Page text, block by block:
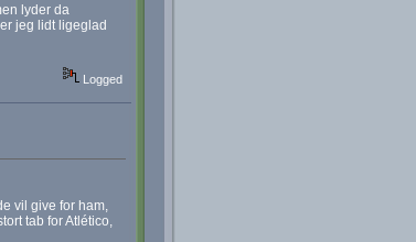
lyder da
jeg lidt ligeglad
Logged
vil give for ham,
tab for Atlético,